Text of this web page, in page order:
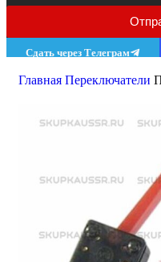
Сдать через Телеграм
Главная Переключатели